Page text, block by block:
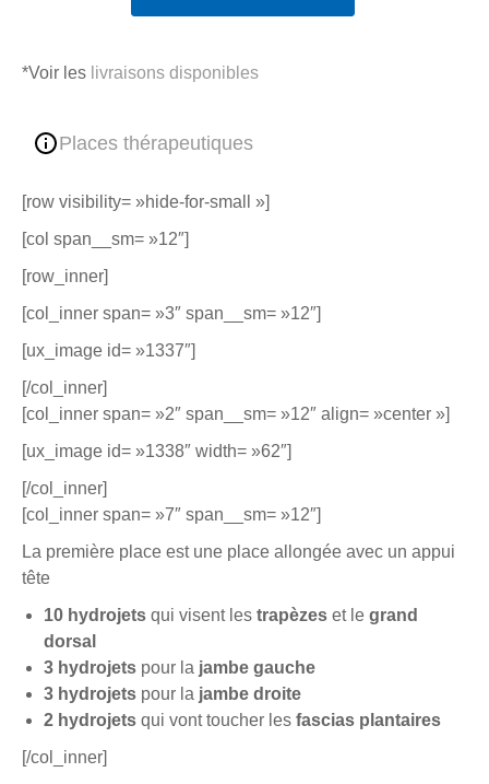
*Voir les livraisons disponibles
Places thérapeutiques
[row visibility= »hide-for-small »]
[col span__sm= »12″]
[row_inner]
[col_inner span= »3″ span__sm= »12″]
[ux_image id= »1337″]
[/col_inner]
[col_inner span= »2″ span__sm= »12″ align= »center »]
[ux_image id= »1338″ width= »62″]
[/col_inner]
[col_inner span= »7″ span__sm= »12″]
La première place est une place allongée avec un appui
tête
10 hydrojets qui visent les trapèzes et le grand
dorsal
3 hydrojets pour la jambe gauche
3 hydrojets pour la jambe droite
2 hydrojets qui vont toucher les fascias plantaires
[/col_inner]